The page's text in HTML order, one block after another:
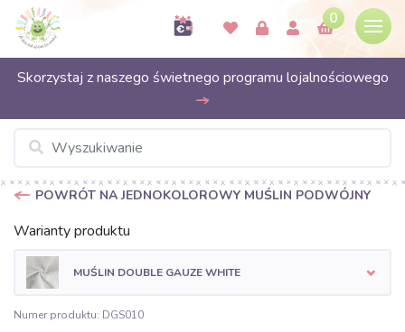
0
Skorzystaj z naszego świetnego programu lojalnościowego
POWRÓT NA JEDNOKOLOROWY MUŚLIN PODWÓJNY
Warianty produktu
MUŚLIN DOUBLE GAUZE WHITE
Numer produktu: DGS010